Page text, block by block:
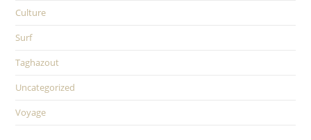
Culture
Surf
Taghazout
Uncategorized
Voyage